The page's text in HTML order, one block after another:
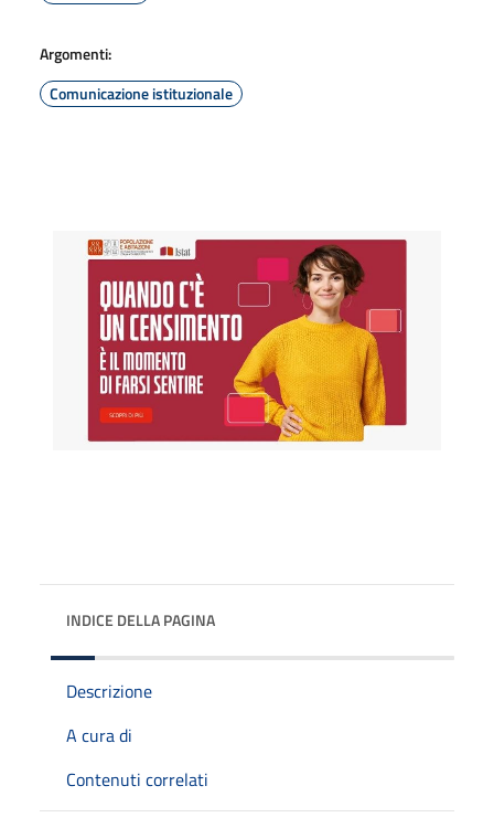
Argomenti:
Comunicazione istituzionale
INDICE DELLA PAGINA
Descrizione
A cura di
Contenuti correlati